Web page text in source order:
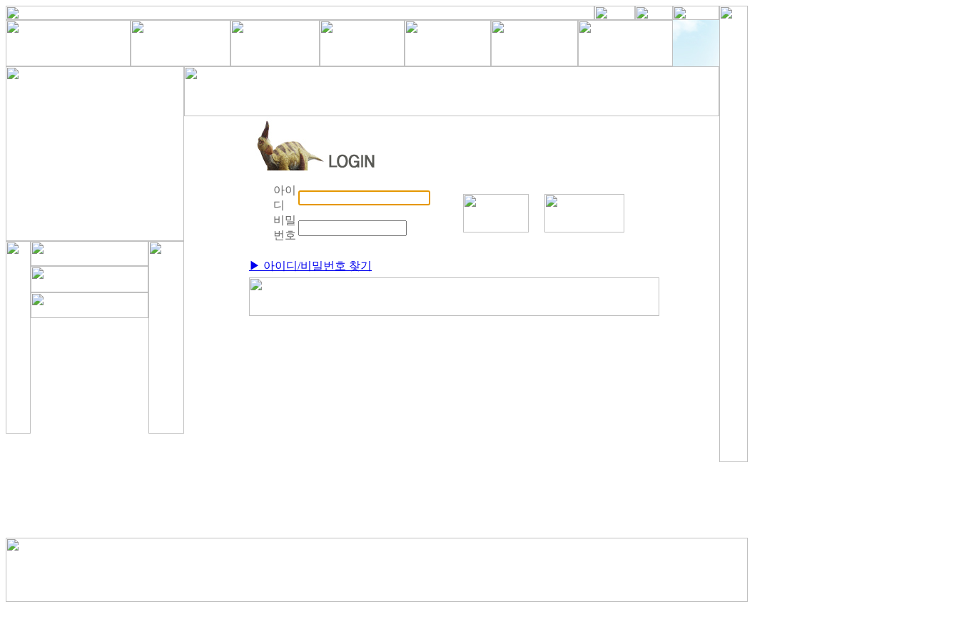
아이
디
비밀
번호
▶ 아이디/비밀번호 찾기